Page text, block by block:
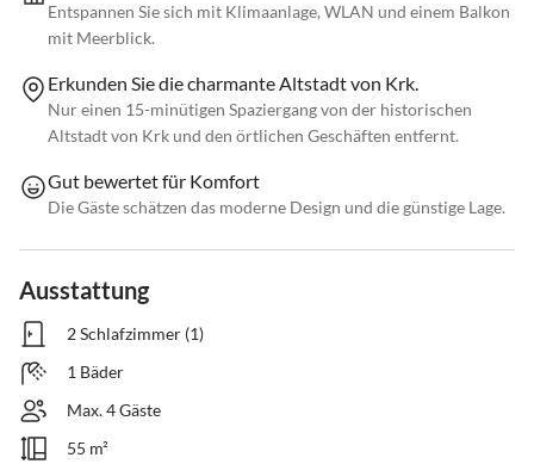
Entspannen Sie sich mit Klimaanlage, WLAN und einem Balkon
mit Meerblick.
Erkunden Sie die charmante Altstadt von Krk.
Nur einen 15-minütigen Spaziergang von der historischen
Altstadt von Krk und den örtlichen Geschäften entfernt.
Gut bewertet für Komfort
Die Gäste schätzen das moderne Design und die günstige Lage.
Ausstattung
2 Schlafzimmer (1)
1 Bäder
Max. 4 Gäste
55 m²